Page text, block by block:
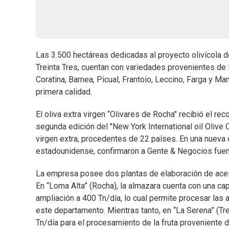
Las 3.500 hectáreas dedicadas al proyecto olivícola
Treinta Tres, cuentan con variedades provenientes
Coratina, Barnea, Picual, Frantoio, Leccino, Farga y
primera calidad.
El oliva extra virgen “Olivares de Rocha" recibió el
segunda edición del "New York International oil
virgen extra, procedentes de 22 países. En una
estadounidense, confirmaron a Gente & Negocios
La empresa posee dos plantas de elaboración de
En “Loma Alta” (Rocha), la almazara cuenta con
ampliación a 400 Tn/día, lo cual permite procesar
este departamento. Mientras tanto, en “La Serena”
Tn/día para el procesamiento de la fruta proveniente